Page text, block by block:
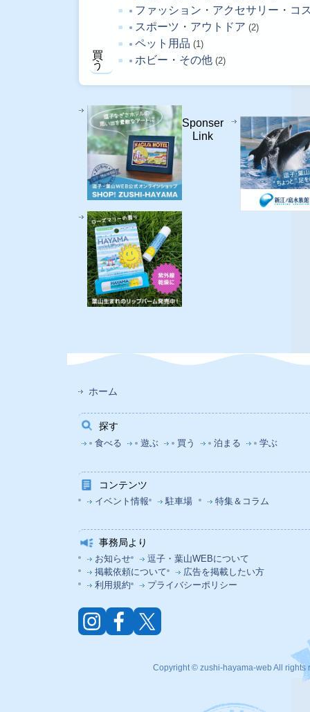
買
う
ファッション・アクセサリー・コ
スポーツ・アウトドア (2)
ペット用品 (1)
ホビー・その他 (2)
Sponser
Link
ホーム
探す
食べる 遊ぶ 買う 泊まる 学ぶ
コンテンツ
イベント情報 駐車場 特集＆コラム
事務局より
お知らせ
逗子・葉山WEBについて
掲載依頼について
広告を掲載したい方
利用規約
プライバシーポリシー
Copyright © zushi-hayama-web All rights